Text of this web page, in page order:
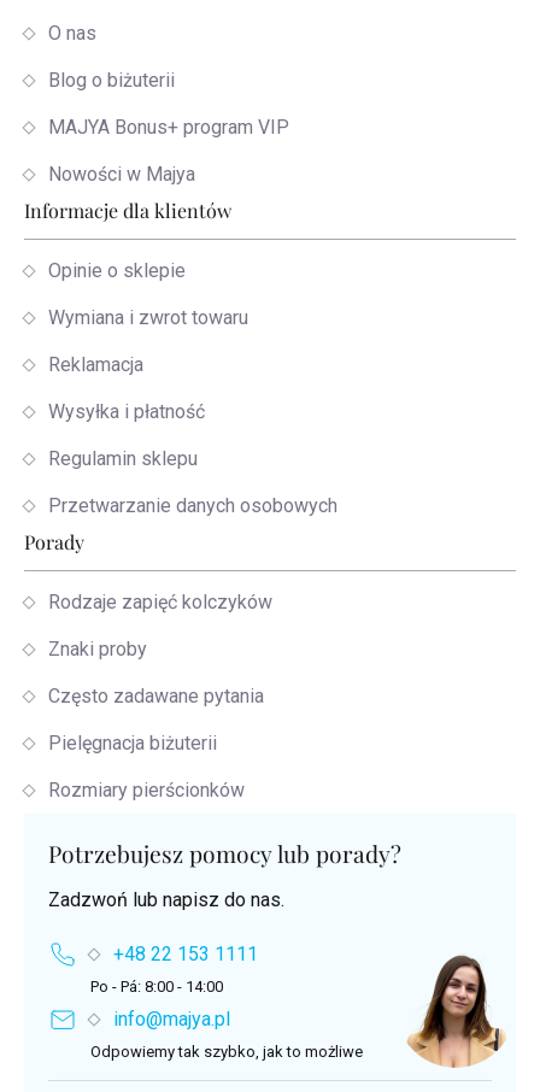
O nas
Blog o biżuterii
MAJYA Bonus+ program VIP
Nowości w Majya
Informacje dla klientów
Opinie o sklepie
Wymiana i zwrot towaru
Reklamacja
Wysyłka i płatność
Regulamin sklepu
Przetwarzanie danych osobowych
Porady
Rodzaje zapięć kolczyków
Znaki proby
Często zadawane pytania
Pielęgnacja biżuterii
Rozmiary pierścionków
Potrzebujesz pomocy lub porady?
Zadzwoń lub napisz do nas.
+48 22 153 1111
Po - Pá: 8:00 - 14:00
info@majya.pl
Odpowiemy tak szybko, jak to możliwe